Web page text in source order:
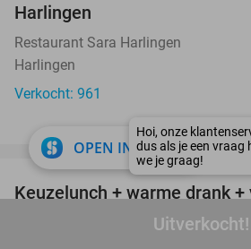
Uitverkocht!
Harlingen
Restaurant Sara Harlingen
Harlingen
Verkocht: 961
Keuzelunch + warme drank +
d'orange bij Sophias
OPEN IN APP close